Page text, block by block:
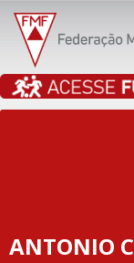
ANTONIO